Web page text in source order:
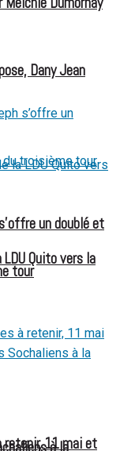
un doublé et
tour
retenir, 11 mai et
Dany Jean
Quito vers la